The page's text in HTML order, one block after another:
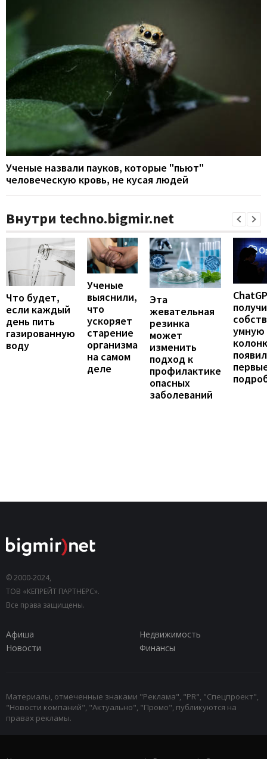
Ученые назвали пауков, которые "пьют"
человеческую кровь, не кусая людей
Внутри techno.bigmir.net
Что будет,
если каждый
день пить
газированную
воду
Ученые
выяснили,
что
ускоряет
старение
организма
на самом
деле
Эта
жевательная
резинка
может
изменить
подход к
профилактике
опасных
заболеваний
умную
© 2000-2024,
ТОВ «КЕПРЕЙТ ПАРТНЕРС».
Все права защищены.
Афиша
Недвижимость
Новости
Финансы
Материалы, отмеченные знаками "Реклама", "PR", "Спецпроект",
"Новости компаний", "Актуально", "Промо", публикуются на
правах рекламы.